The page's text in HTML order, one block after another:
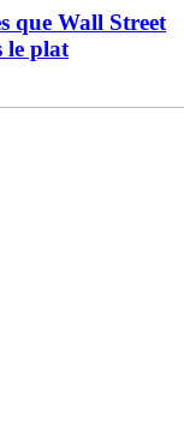
que Wall Street
le plat